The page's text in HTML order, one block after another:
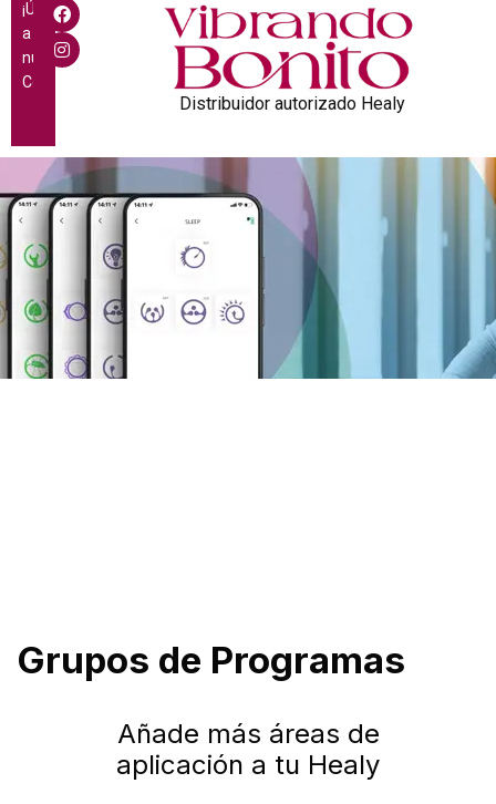
¡Únete
a
nuestra
Comunidad!
Distribuidor autorizado Healy
Grupos de Programas
Añade más áreas de
aplicación a tu Healy